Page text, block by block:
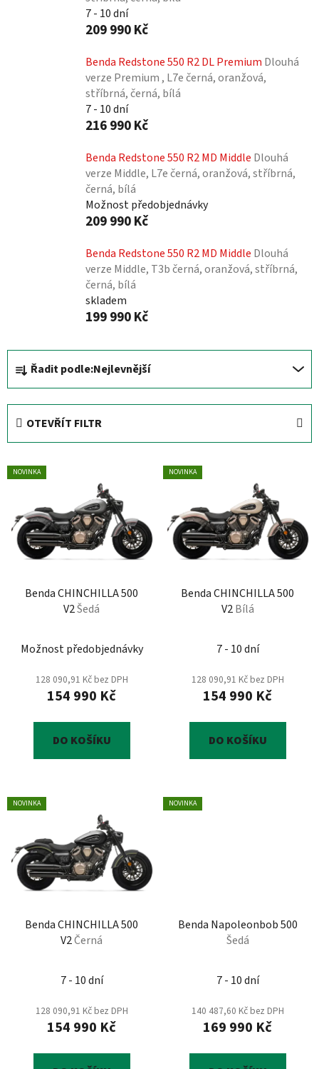
7 - 10 dní
209 990 Kč
Benda Redstone 550 R2 DL Premium Dlouhá
verze Premium , L7e černá, oranžová,
stříbrná, černá, bílá
7 - 10 dní
216 990 Kč
Benda Redstone 550 R2 MD Middle Dlouhá
verze Middle, L7e černá, oranžová, stříbrná,
černá, bílá
Možnost předobjednávky
209 990 Kč
Benda Redstone 550 R2 MD Middle Dlouhá
verze Middle, T3b černá, oranžová, stříbrná,
černá, bílá
skladem
199 990 Kč
a
z
p
d
Řadit podle:Nejlevnější
OTEVŘÍT FILTR
V
ý
NOVINKA
Benda CHINCHILLA 500
V2Šedá
Možnost předobjednávky
128 090,91 Kč bez DPH
154 990 Kč
DO KOŠÍKU
NOVINKA
Benda CHINCHILLA 500
V2Bílá
7 - 10 dní
128 090,91 Kč bez DPH
154 990 Kč
DO KOŠÍKU
NOVINKA
Benda CHINCHILLA 500
V2Černá
7 - 10 dní
128 090,91 Kč bez DPH
154 990 Kč
NOVINKA
Benda Napoleonbob 500
Šedá
7 - 10 dní
140 487,60 Kč bez DPH
169 990 Kč